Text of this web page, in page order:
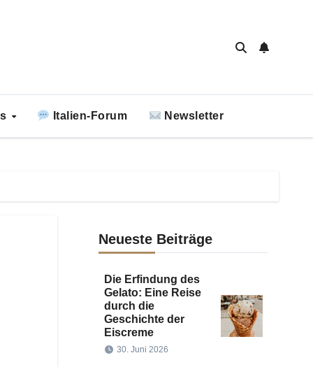
Italien-Forum Newsletter
Neueste Beiträge
Die Erfindung des
Gelato: Eine Reise
durch die
Geschichte der
Eiscreme
30. Juni 2026